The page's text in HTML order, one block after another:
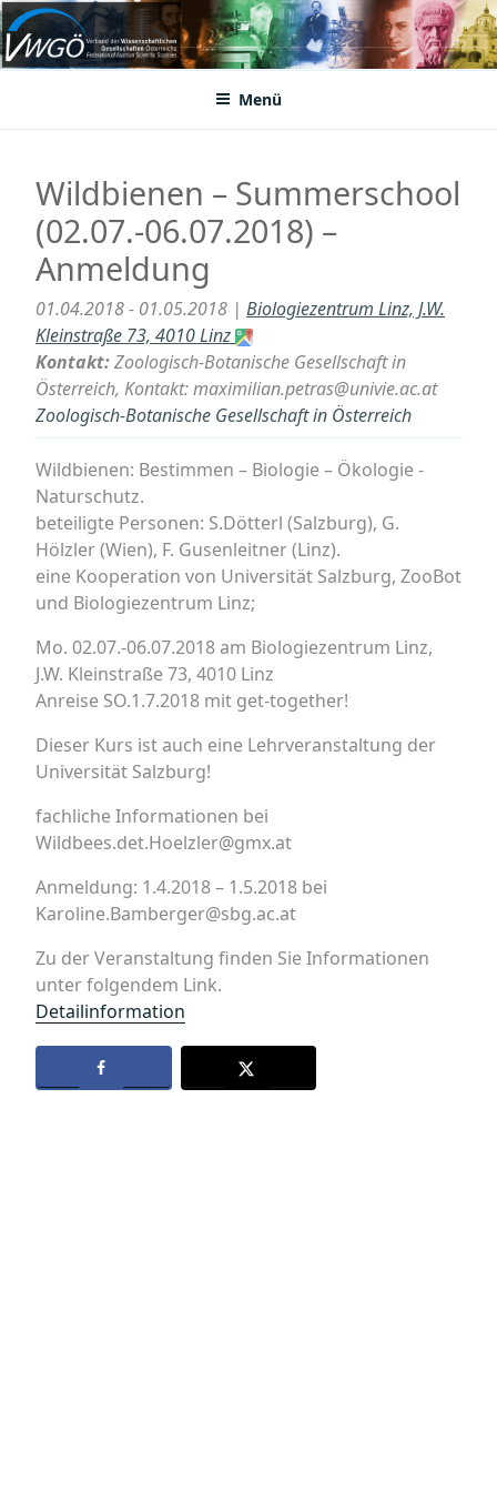
Zum
Inhalt
springenVWGÖ
Federation of Austrian Scientific Societies
Menü
Wildbienen – Summerschool
(02.07.-06.07.2018) –
Anmeldung
01.04.2018 - 01.05.2018 | Biologiezentrum Linz, J.W.
Kleinstraße 73, 4010 Linz
Kontakt:Zoologisch-Botanische Gesellschaft in
Österreich, Kontakt: maximilian.petras@univie.ac.at
Zoologisch-Botanische Gesellschaft in Österreich
Wildbienen: Bestimmen – Biologie – Ökologie -
Naturschutz.
beteiligte Personen: S.Dötterl (Salzburg), G.
Hölzler (Wien), F. Gusenleitner (Linz).
eine Kooperation von Universität Salzburg, ZooBot
und Biologiezentrum Linz;
Mo. 02.07.-06.07.2018 am Biologiezentrum Linz,
J.W. Kleinstraße 73, 4010 Linz
Anreise SO.1.7.2018 mit get-together!
Dieser Kurs ist auch eine Lehrveranstaltung der
Universität Salzburg!
fachliche Informationen bei
Wildbees.det.Hoelzler@gmx.at
Anmeldung: 1.4.2018 – 1.5.2018 bei
Karoline.Bamberger@sbg.ac.at
Zu der Veranstaltung finden Sie Informationen
unter folgendem Link.
Detailinformation